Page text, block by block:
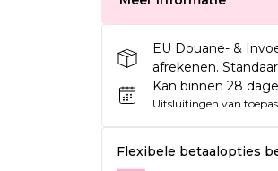
EU Douane- &
afrekenen.
Kan binnen 28
Uitsluitingen van
Flexibele betaalopties